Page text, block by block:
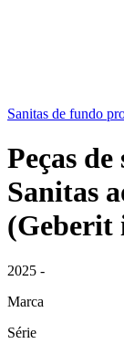
Sanitas de fundo
Peças
Sanitas
(Geberit
2025 -
Marca
Série